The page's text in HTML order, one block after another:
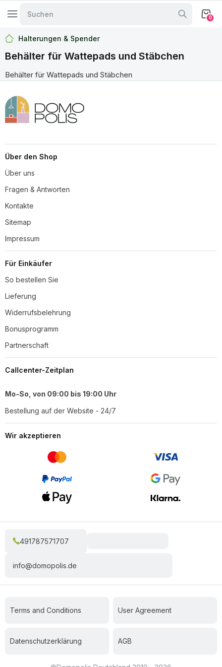
0
Halterungen & Spender
Behälter für Wattepads und Stäbchen
Behälter für Wattepads und Stäbchen
Über den Shop
Über uns
Fragen & Antworten
Kontakte
Sitemap
Impressum
Für Einkäufer
So bestellen Sie
Lieferung
Widerrufsbelehrung
Bonusprogramm
Partnerschaft
Callcenter-Zeitplan
Mo-So, von 09:00 bis 19:00 Uhr
Bestellung auf der Website - 24/7
Wir akzeptieren
491787571707
info@domopolis.de
Terms and Conditions User Agreement
Datenschutzerklärung AGB